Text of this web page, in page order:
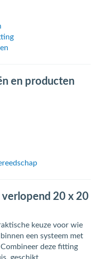
en producten
verlopend 20 x 20
keuze voor wie
een systeem met
Combineer deze fitting